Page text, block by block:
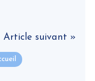
Article suivant »